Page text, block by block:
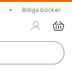
• Billiga böcker